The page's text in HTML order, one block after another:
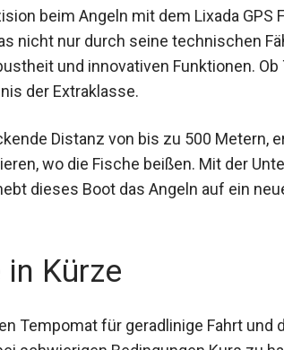
beim Angeln mit dem Lixada GPS
nicht nur durch seine technischen
und innovativen Funktionen. Ob
der Extraklasse.
Distanz von bis zu 500 Metern,
wo die Fische beißen. Mit der
dieses Boot das Angeln auf ein
Kürze
Tempomat für geradlinige Fahrt und
schwierigen Bedingungen Kurs zu